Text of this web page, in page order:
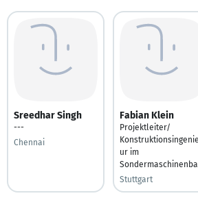
Sreedhar Singh
---
Chennai
Fabian Klein
Projektleiter/
ur im
Stuttgart